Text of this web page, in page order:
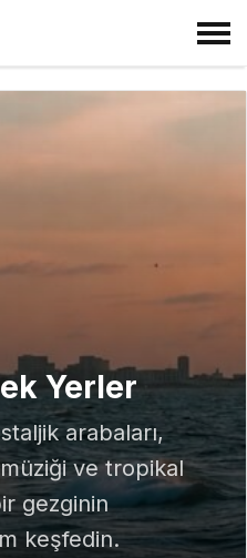
Yerler
arabaları,
ve tropikal
gezginin
keşfedin.